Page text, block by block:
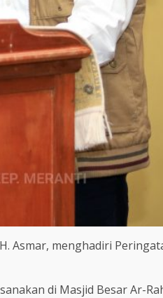
Asmar, menghadiri
di Masjid Besar Ar-